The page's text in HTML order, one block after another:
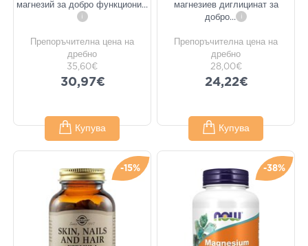
магнезий за добро функциони...
i
Препоръчителна цена на
дребно
35,60€
30,97€
Купува
магнезиев диглицинат за
добро... i
Препоръчителна цена на
дребно
28,00€
24,22€
Купува
-15% -38%